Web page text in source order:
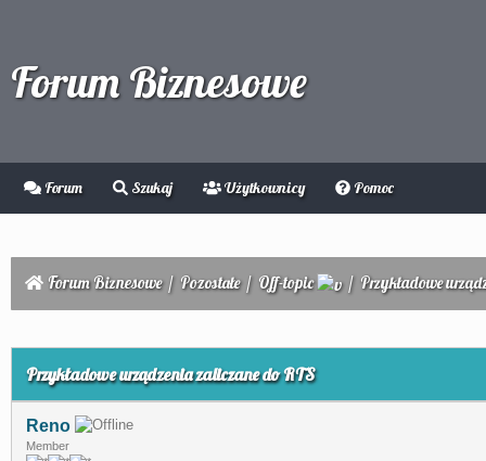
Forum Biznesowe
Forum Szukaj Użytkownicy Pomoc
Forum Biznesowe/ Pozostałe/ Off-topic / Przykładowe
Przykładowe urządzenia zaliczane do RTS
Reno
Member